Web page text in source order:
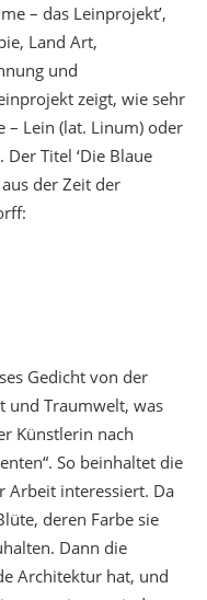
– das Leinprojekt’,
Land Art,
und
zeigt, wie sehr
– Lein (lat. Linum) oder
Titel ‘Die Blaue
der Zeit der
Gedicht von der
und Traumwelt, was
Künstlerin nach
So beinhaltet die
Arbeit interessiert. Da
deren Farbe sie
Dann die
Architektur hat, und